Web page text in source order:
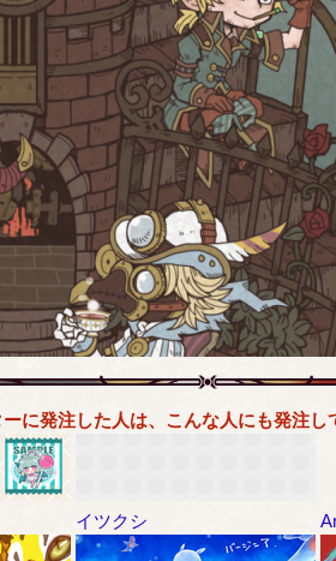
に発注した人は、こんな人にも発注し
イツクシ